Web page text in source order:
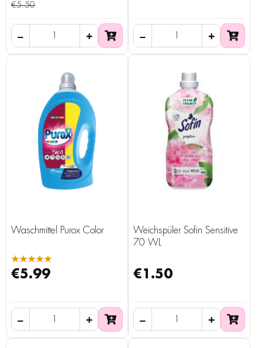
€5.50
Waschmittel Purox Color
★★★★★
€5.99
Weichspüler Sofin Sensitive
70 WL
€1.50